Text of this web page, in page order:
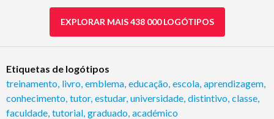
EXPLORAR MAIS 438 000 LOGÓTIPOS
Etiquetas de logótipos
treinamento livro emblema educação escola aprendizagem
conhecimento tutor, estudar, universidade distintivo classe
faculdade tutorial graduado académico